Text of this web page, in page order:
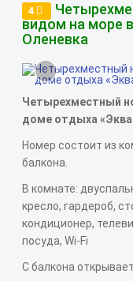
4
видом на море
Оленевка
‹
Четырехместный
доме отдыха
Номер состоит из
балкона.
В комнате:
кресло, гардероб,
кондиционер,
посуда, Wi-Fi
С балкона